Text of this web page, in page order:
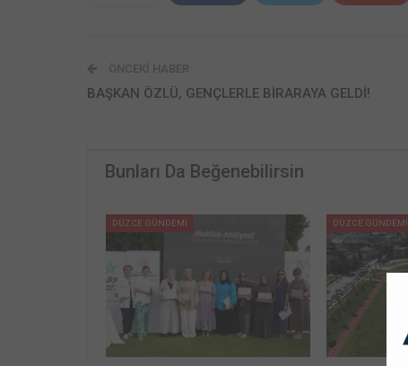
ÖNCEKI HABER
BAŞKAN ÖZLÜ, GENÇLERLE BİRARAYA GELDİ!
Bunları Da Beğenebilirsin
DÜZCE GÜNDEMİ DÜZCE GÜNDEMİ